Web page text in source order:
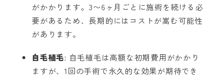
がかかります。3〜6ヶ月ごとに施術を続ける必
要があるため、長期的にはコストが嵩む可能性
があります。
自毛植毛: 自毛植毛は高額な初期費用がかかり
ますが、1回の手術で永久的な効果が期待でき